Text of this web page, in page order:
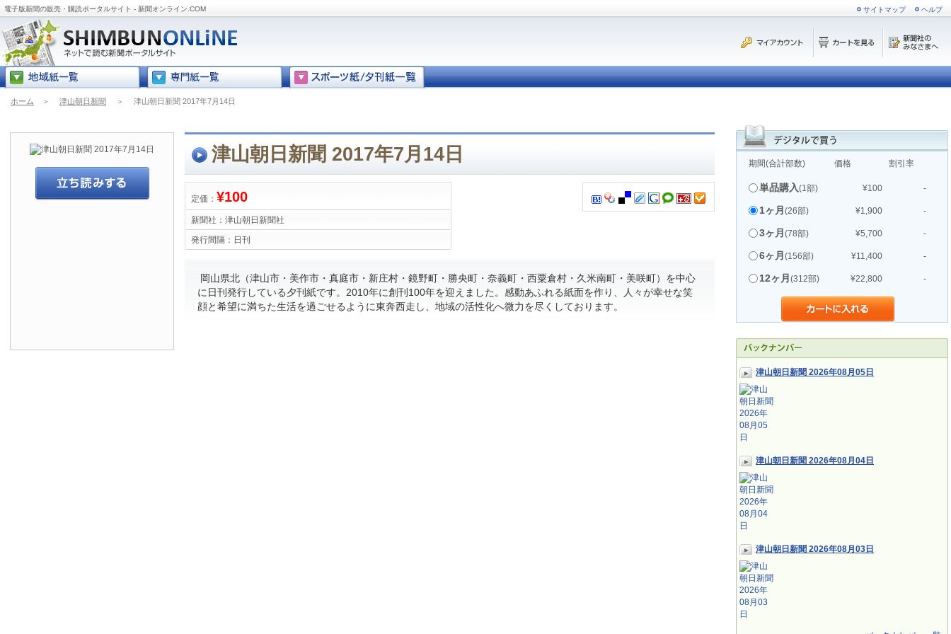
電子版新聞の販売・購読ポータルサイト - 新聞オンライン.COM サイトマップ ヘルプ
ホーム ＞ 津山朝日新聞 ＞ 津山朝日新聞 2017年7月14日
期間(合計部数) 価格 割引率
単品購入(1部) ¥100 -
1ヶ月 (26部) ¥1,900 -
3ヶ月 (78部) ¥5,700 -
6ヶ月 (156部) ¥11,400 -
12ヶ月 (312部) ¥22,800 -
津山朝日新聞 2026年08月05日
津山朝日新聞 2026年08月04日
津山朝日新聞 2026年08月03日
津山朝日新聞 2017年7月14日
定価： ¥100
新聞社： 津山朝日新聞社
発行間隔： 日刊
岡山県北（津山市・美作市・真庭市・新庄村・鏡野町・勝央町・奈義町・西粟倉村・久米南町・美咲町）を中心
に日刊発行している夕刊紙です。2010年に創刊100年を迎えました。感動あふれる紙面を作り、人々が幸せな笑
顔と希望に満ちた生活を過ごせるように東奔西走し、地域の活性化へ微力を尽くしております。